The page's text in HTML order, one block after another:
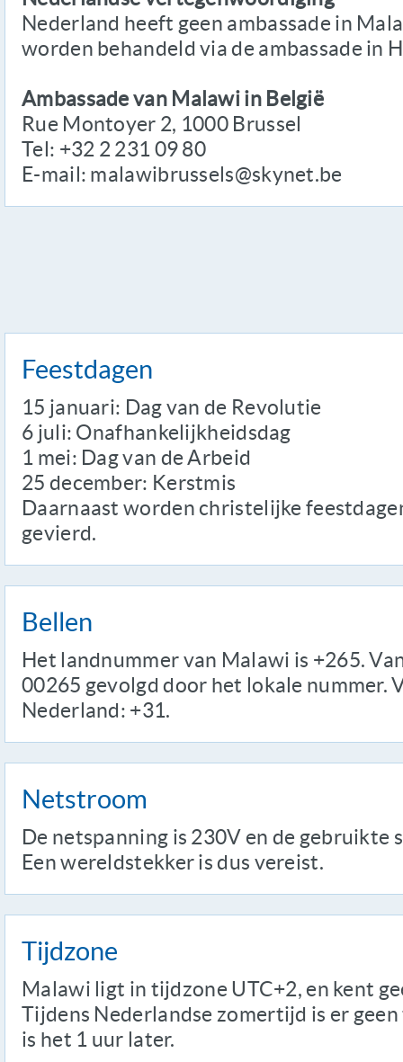
Nederland heeft geen ambassade in
worden behandeld via de ambassade in
Ambassade van Malawi in België
Rue Montoyer 2, 1000 Brussel
Tel: +32 2 231 09 80
E-mail: malawibrussels@skynet.be
Feestdagen
15 januari: Dag van de Revolutie
6 juli: Onafhankelijkheidsdag
1 mei: Dag van de Arbeid
25 december: Kerstmis
Daarnaast worden christelijke
gevierd.
Bellen
Het landnummer van Malawi is +265.
00265 gevolgd door het lokale nummer.
Nederland: +31.
Netstroom
De netspanning is 230V en de gebruikte
Een wereldstekker is dus vereist.
Tijdzone
Malawi ligt in tijdzone UTC+2, en kent
Tijdens Nederlandse zomertijd is er
is het 1 uur later.